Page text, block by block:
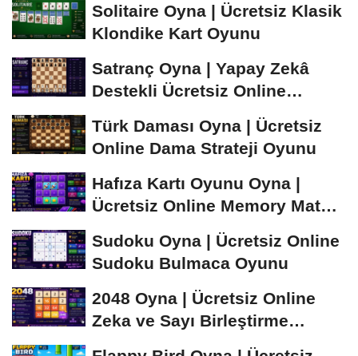
Solitaire Oyna | Ücretsiz Klasik
Klondike Kart Oyunu
Satranç Oyna | Yapay Zekâ
Destekli Ücretsiz Online
Türk Daması Oyna | Ücretsiz
Online Dama Strateji Oyunu
Hafıza Kartı Oyunu Oyna |
Ücretsiz Online Memory Match
Sudoku Oyna | Ücretsiz Online
Sudoku Bulmaca Oyunu
2048 Oyna | Ücretsiz Online
Zeka ve Sayı Birleştirme